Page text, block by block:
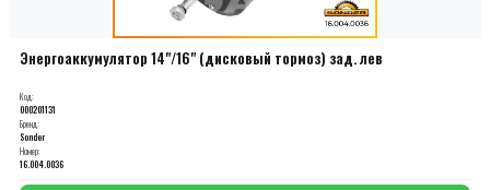
Энергоаккумулятор 14"/16" (дисковый тормоз) зад. лев
Код:
000201131
Бренд:
Sonder
Номер:
16.004.0036